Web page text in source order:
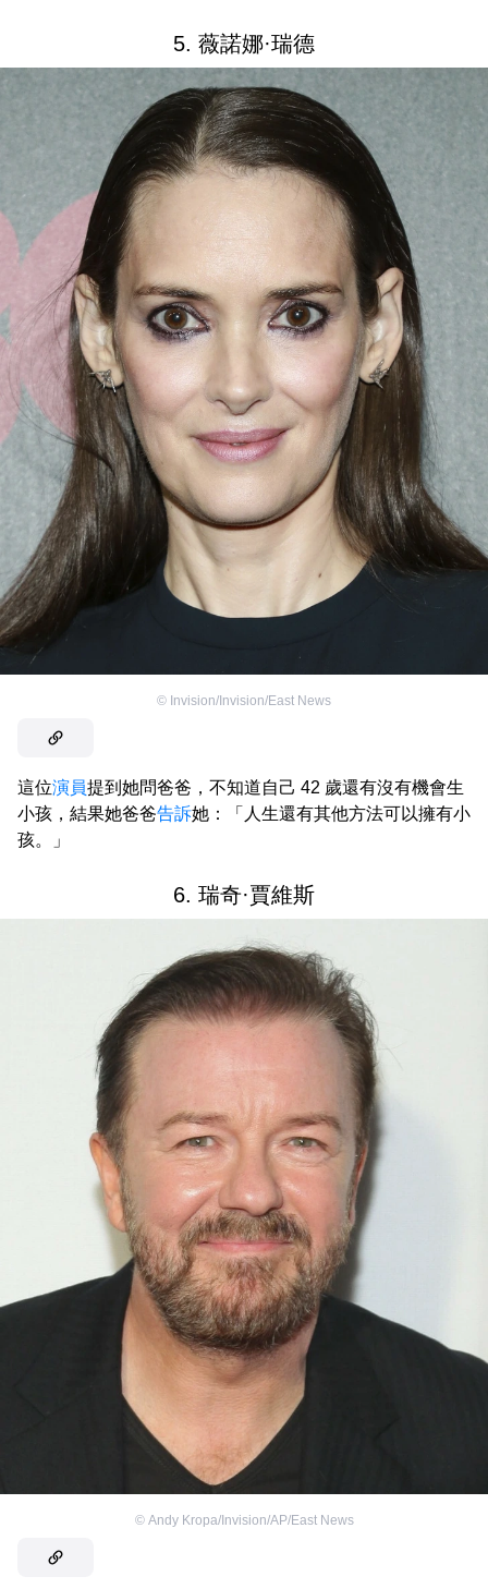
5. 薇諾娜·瑞德
© Invision/Invision/East News
這位演員提到她問爸爸，不知道自己 42 歲還有沒有機會生
小孩，結果她爸爸告訴她：「人生還有其他方法可以擁有小
孩。」
6. 瑞奇·賈維斯
© Andy Kropa/Invision/AP/East News